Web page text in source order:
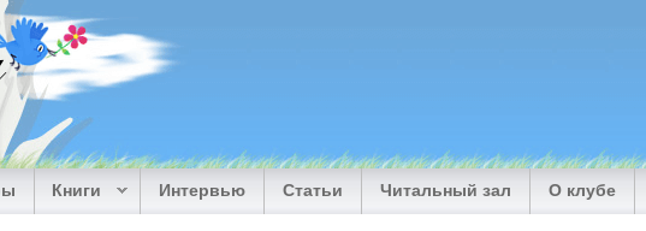
Книги Интервью Статьи Читальный зал О клубе